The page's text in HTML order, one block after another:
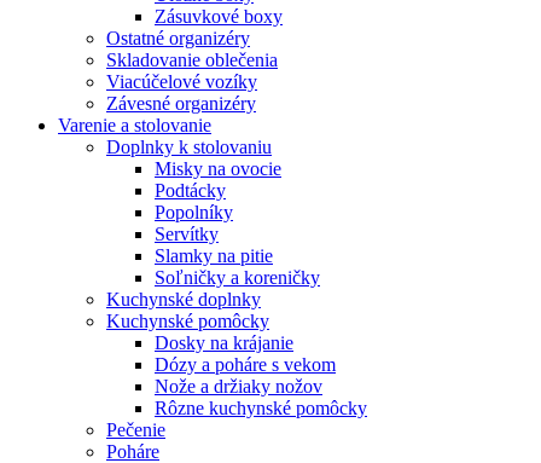
Zásuvkové boxy
Ostatné organizéry
Skladovanie oblečenia
Viacúčelové vozíky
Závesné organizéry
Varenie a stolovanie
Doplnky k stolovaniu
Misky na ovocie
Podtácky
Popolníky
Servítky
Slamky na pitie
Soľničky a koreničky
Kuchynské doplnky
Kuchynské pomôcky
Dosky na krájanie
Dózy a poháre s vekom
Nože a držiaky nožov
Rôzne kuchynské pomôcky
Pečenie
Poháre